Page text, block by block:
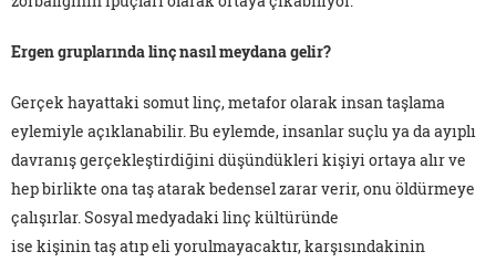
Ergen gruplarında linç nasıl meydana gelir?
Gerçek hayattaki somut linç, metafor olarak insan taşlama
eylemiyle açıklanabilir. Bu eylemde, insanlar suçlu ya da ayıplı
davranış gerçekleştirdiğini düşündükleri kişiyi ortaya alır ve
hep birlikte ona taş atarak bedensel zarar verir, onu öldürmeye
çalışırlar. Sosyal medyadaki linç kültüründe
ise kişinin taş atıp eli yorulmayacaktır, karşısındakinin